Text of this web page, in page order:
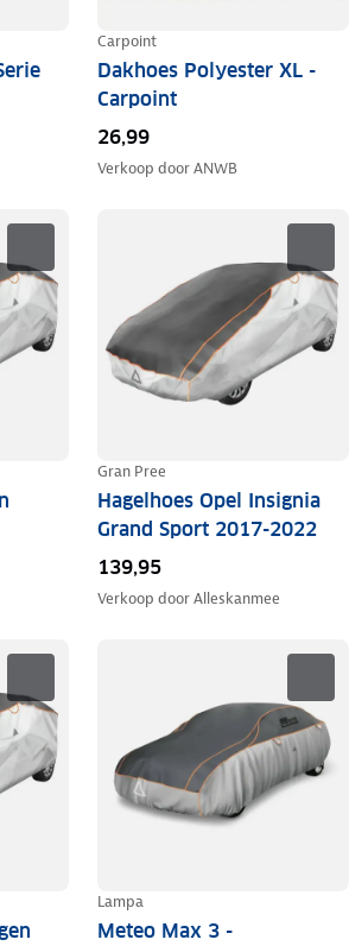
Carpoint
Dakhoes Polyester XL -
Carpoint
26,99
Verkoop doorANWB
Gran Pree
Hagelhoes Opel Insignia
Grand Sport 2017-2022
139,95
Verkoop doorAlleskanmee
Lampa
Meteo Max 3 -